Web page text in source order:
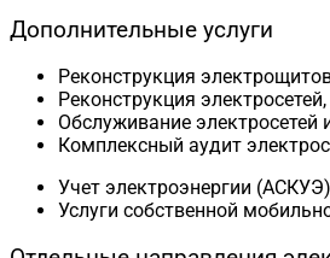
Дополнительные услуги
Реконструкция
Реконструкция
Обслуживание электросетей
Комплексный аудит
Учет электроэнергии
Услуги собственной